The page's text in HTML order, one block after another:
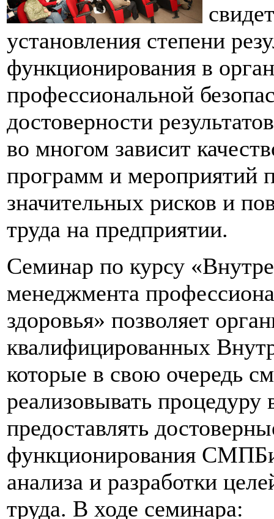
установления степени
функционирования в
профессиональной
достоверности
во многом зависит
программ и мероприятий
значительных рисков и
труда на предприятии.
Семинар по курсу
менеджмента
здоровья» позволяет
квалифицированных
которые в свою очередь
реализовывать
предоставлять
функционирования
анализа и разработки
труда. В ходе семинара: